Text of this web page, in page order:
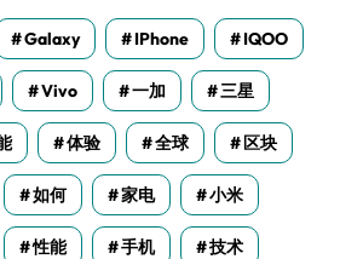
Galaxy IPhone IQOO
Vivo 一加 三星
体验 全球 区块
如何 家电 小米
性能 手机 技术